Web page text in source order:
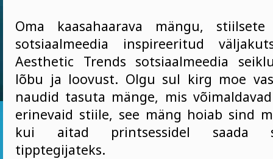
Oma kaasahaarava mängu,
sotsiaalmeedia inspireeritud
Aesthetic Trends sotsiaalmeedia
lõbu ja loovust. Olgu sul kirg moe
naudid tasuta mänge, mis
erinevaid stiile, see mäng hoiab sind
kui aitad printsessidel saada
tipptegijateks.